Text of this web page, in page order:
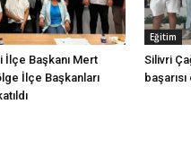
İlçe Başkanı Mert
İlçe Başkanları
Eğitim
Silivri